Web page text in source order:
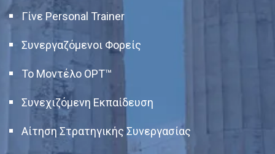
Γίνε Personal Trainer
Συνεργαζόμενοι Φορείς
Το Μοντέλο OPT™
Συνεχιζόμενη Εκπαίδευση
Αίτηση Στρατηγικής Συνεργασίας